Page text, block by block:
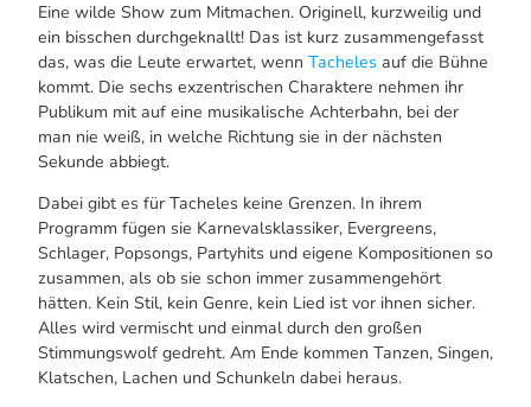
Eine wilde Show zum Mitmachen. Originell, kurzweilig und
ein bisschen durchgeknallt! Das ist kurz zusammengefasst
das, was die Leute erwartet, wenn Tacheles auf die Bühne
kommt. Die sechs exzentrischen Charaktere nehmen ihr
Publikum mit auf eine musikalische Achterbahn, bei der
man nie weiß, in welche Richtung sie in der nächsten
Sekunde abbiegt.
Dabei gibt es für Tacheles keine Grenzen. In ihrem
Programm fügen sie Karnevalsklassiker, Evergreens,
Schlager, Popsongs, Partyhits und eigene Kompositionen so
zusammen, als ob sie schon immer zusammengehört
hätten. Kein Stil, kein Genre, kein Lied ist vor ihnen sicher.
Alles wird vermischt und einmal durch den großen
Stimmungswolf gedreht. Am Ende kommen Tanzen, Singen,
Klatschen, Lachen und Schunkeln dabei heraus.